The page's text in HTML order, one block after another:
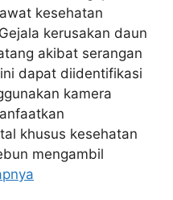
kesehatan
kerusakan daun
akibat serangan
dapat diidentifikasi
kamera
khusus kesehatan
mengambil